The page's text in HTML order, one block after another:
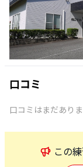
口コミ
口コミはまだあり
この